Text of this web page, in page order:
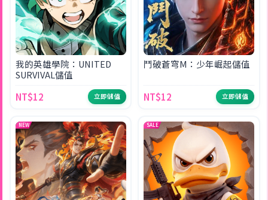
我的英雄學院：UNITED
SURVIVAL儲值
NT$12
立即儲值
鬥破蒼穹M：少年崛起儲值
NT$12 立即儲值
NEW SALE